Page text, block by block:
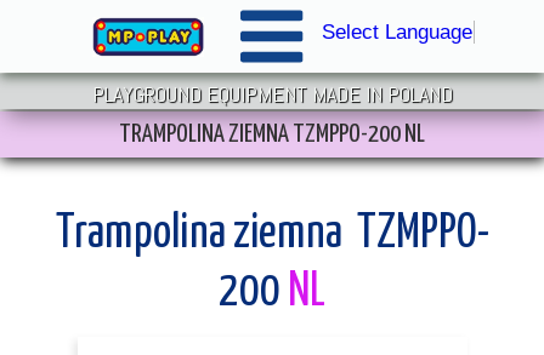
Select Language
PLAYGROUND EQUIPMENT MADE IN POLAND
TRAMPOLINA ZIEMNA TZMPPO-200 NL
Trampolina ziemna TZMPPO-
200 NL